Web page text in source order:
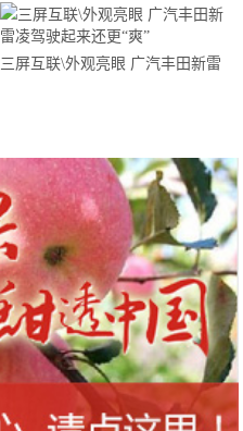
三屏互联\外观亮眼 广汽丰田新雷